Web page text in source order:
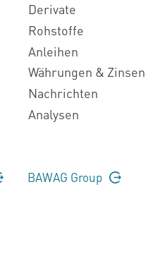
Derivate
Rohstoffe
Anleihen
Währungen & Zinsen
Nachrichten
Analysen
BAWAG Group